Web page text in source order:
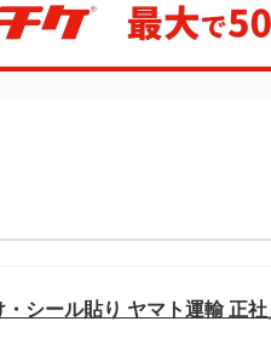
シール貼り ヤマト運輸 正